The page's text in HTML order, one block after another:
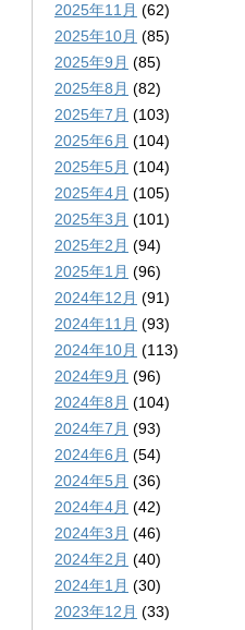
2025年11月 (62)
2025年10月 (85)
2025年9月 (85)
2025年8月 (82)
2025年7月 (103)
2025年6月 (104)
2025年5月 (104)
2025年4月 (105)
2025年3月 (101)
2025年2月 (94)
2025年1月 (96)
2024年12月 (91)
2024年11月 (93)
2024年10月 (113)
2024年9月 (96)
2024年8月 (104)
2024年7月 (93)
2024年6月 (54)
2024年5月 (36)
2024年4月 (42)
2024年3月 (46)
2024年2月 (40)
2024年1月 (30)
2023年12月 (33)